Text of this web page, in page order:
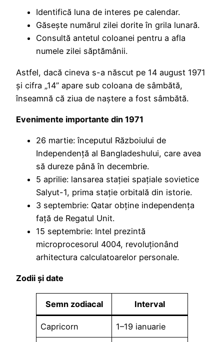
Identifică luna de interes pe calendar.
Găsește numărul zilei dorite în grila lunară.
Consultă antetul coloanei pentru a afla
numele zilei săptămânii.
Astfel, dacă cineva s-a născut pe 14 august 1971
și cifra „14” apare sub coloana de sâmbătă,
înseamnă că ziua de naștere a fost sâmbătă.
Evenimente importante din 1971
26 martie: începutul Războiului de
Independență al Bangladeshului, care avea
să dureze până în decembrie.
5 aprilie: lansarea stației spațiale sovietice
Salyut-1, prima stație orbitală din istorie.
3 septembrie: Qatar obține independența
față de Regatul Unit.
15 septembrie: Intel prezintă
microprocesorul 4004, revoluționând
arhitectura calculatoarelor personale.
Zodii și date
Semn zodiacal Interval
Capricorn 1–19 ianuarie